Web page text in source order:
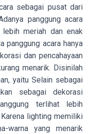
sebagai pusat dari
panggung acara
lebih meriah dan enak
panggung acara hanya
dan pencahayaan
menarik. Disinilah
yaitu Selain sebagai
sebagai dekorasi
terlihat lebih
lighting memiliki
warna yang menarik